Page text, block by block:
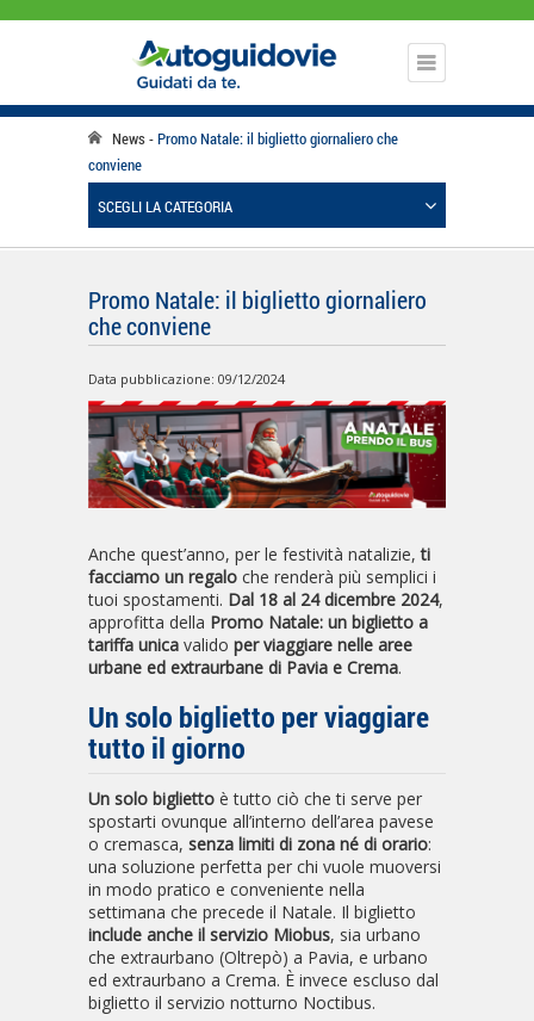
News
Promo Natale: il biglietto giornaliero che
conviene
SCEGLI LA CATEGORIA
Promo Natale: il biglietto giornaliero
che conviene
Data pubblicazione: 09/12/2024
Anche quest’anno, per le festività natalizie,ti
facciamo un regalo che renderà più semplici i
tuoi spostamenti. Dal 18 al 24 dicembre 2024,
approfitta della Promo Natale: un biglietto a
tariffa unica valido per viaggiare nelle aree
urbane ed extraurbane di Pavia e Crema.
Un solo biglietto per viaggiare
tutto il giorno
Un solo biglietto è tutto ciò che ti serve per
spostarti ovunque all’interno dell’area pavese
o cremasca, senza limiti di zona né di orario:
una soluzione perfetta per chi vuole muoversi
in modo pratico e conveniente nella
settimana che precede il Natale. Il biglietto
include anche il servizio Miobus, sia urbano
che extraurbano (Oltrepò) a Pavia, e urbano
ed extraurbano a Crema. È invece escluso dal
biglietto il servizio notturno Noctibus.